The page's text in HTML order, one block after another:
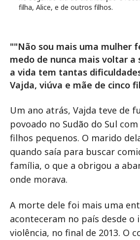
filha, Alice, e de outros filhos.
""Não sou mais uma mulher
medo de nunca mais voltar a
a vida tem tantas
Vajda, viúva e mãe de cinco
Um ano atrás, Vajda teve de
povoado no Sudão do Sul
filhos pequenos. O marido
quando saía para buscar
família, o que a obrigou a
onde morava.
A morte dele foi mais uma
aconteceram no país desde o
violência, no final de 2013. O